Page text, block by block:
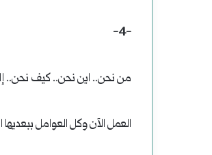
-4-
من نحن.. اين نحن.. كيف نحن..
العمل الآن وكل العوامل